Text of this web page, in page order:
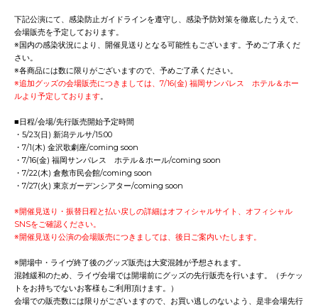
下記公演にて、感染防止ガイドラインを遵守し、感染予防対策を徹底したうえで、
会場販売を予定しております。
※国内の感染状況により、開催見送りとなる可能性もございます。予めご了承くだ
さい。
※各商品には数に限りがございますので、予めご了承ください。
※追加グッズの会場販売につきましては、7/16(金) 福岡サンパレス ホテル＆ホー
ルより予定しております。
■日程/会場/先行販売開始予定時間
・5/23(日) 新潟テルサ/15:00
・7/1(木) 金沢歌劇座/coming soon
・7/16(金) 福岡サンパレス ホテル＆ホール/coming soon
・7/22(木) 倉敷市民会館/coming soon
・7/27(火) 東京ガーデンシアター/coming soon
※開催見送り・振替日程と払い戻しの詳細はオフィシャルサイト、オフィシャル
SNSをご確認ください。
※開催見送り公演の会場販売につきましては、後日ご案内いたします。
※開場中・ライヴ終了後のグッズ販売は大変混雑が予想されます。
混雑緩和のため、ライヴ会場では開場前にグッズの先行販売を行います。（チケッ
トをお持ちでないお客様もご利用頂けます。）
会場での販売数には限りがございますので、お買い逃しのないよう、是非会場先行